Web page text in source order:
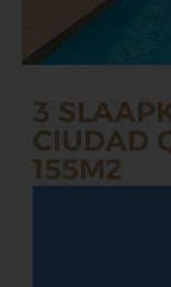
3
CIUDAD
155M2